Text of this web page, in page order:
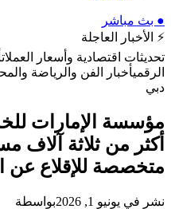
● بث مباشر
⚡ الأخبار العاجلة
تحديثات اقتصادية وأسعار العملات
الرقميأخبار الفن والرياضة
دبي
مؤسسة الإمارات
متخصصة للإقلاع عن
نشر في يونيو 1, 2026 بواسطة